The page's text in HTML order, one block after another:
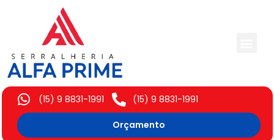
(15) 9 8831-1991 (15) 9 8831-1991
Orçamento